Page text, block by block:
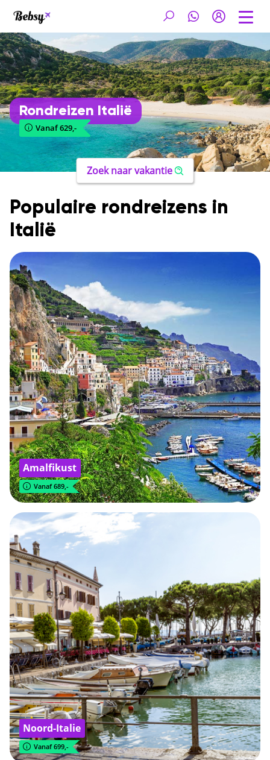
Rondreizen Italië
Vanaf 629,-
Zoek naar vakantie
Populaire rondreizens in
Italië
Amalfikust
Vanaf 689,-
Noord-Italie
Vanaf 699,-